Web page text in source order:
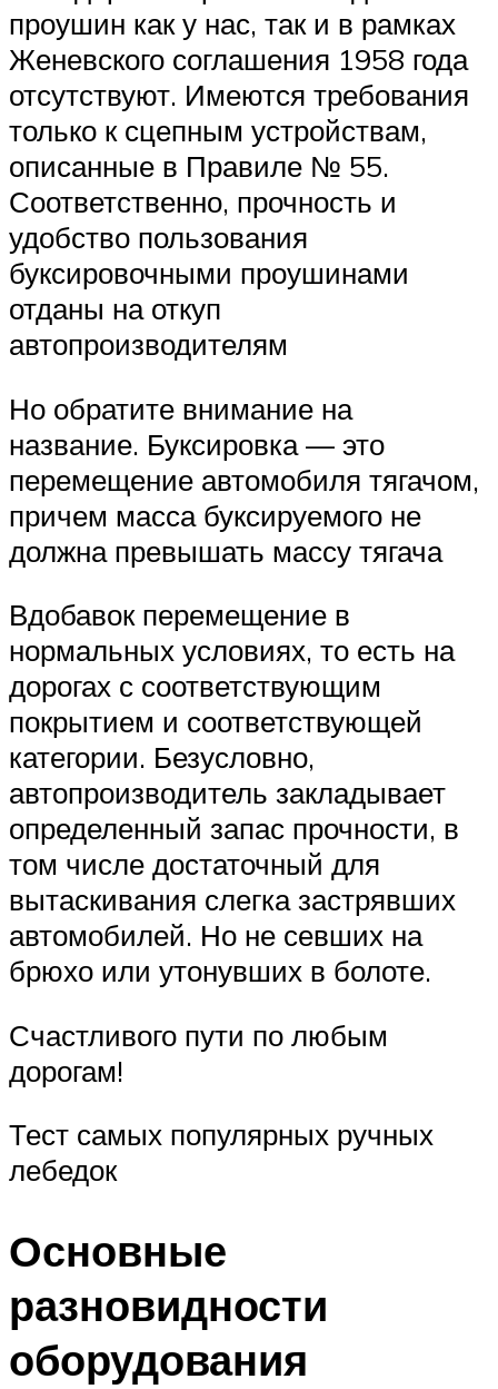
проушин как у нас, так и в рамках
Женевского соглашения 1958 года
отсутствуют. Имеются требования
только к сцепным устройствам,
описанные в Правиле № 55.
Соответственно, прочность и
удобство пользования
буксировочными проушинами
отданы на откуп
автопроизводителям
Но обратите внимание на
название. Буксировка — это
перемещение автомобиля тягачом,
причем масса буксируемого не
должна превышать массу тягача
Вдобавок перемещение в
нормальных условиях, то есть на
дорогах с соответствующим
покрытием и соответствующей
категории. Безусловно,
автопроизводитель закладывает
определенный запас прочности, в
том числе достаточный для
вытаскивания слегка застрявших
автомобилей. Но не севших на
брюхо или утонувших в болоте.
Счастливого пути по любым
дорогам!
Тест самых популярных ручных
лебедок
Основные
разновидности
оборудования